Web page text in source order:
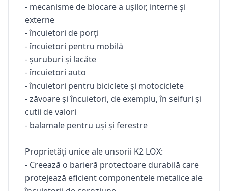
- mecanisme de blocare a ușilor, interne și
externe
- încuietori de porți
- încuietori pentru mobilă
- șuruburi și lacăte
- încuietori auto
- încuietori pentru biciclete și motociclete
- zăvoare și încuietori, de exemplu, în seifuri și
cutii de valori
- balamale pentru uși și ferestre
Proprietăți unice ale unsorii K2 LOX:
- Creează o barieră protectoare durabilă care
protejează eficient componentele metalice ale